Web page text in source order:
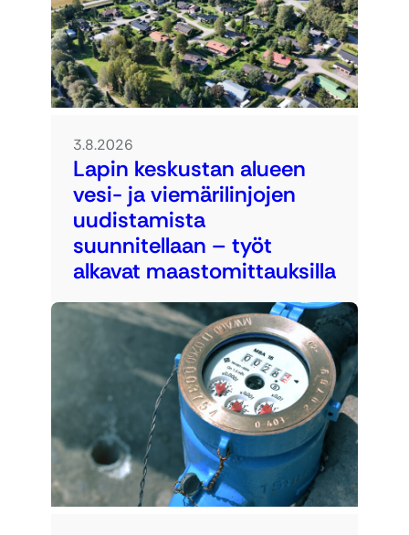
3.8.2026
Lapin keskustan alueen
vesi- ja viemärilinjojen
uudistamista
suunnitellaan – työt
alkavat maastomittauksilla